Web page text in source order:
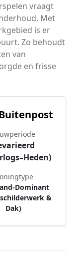
vraagt
Met
is er
Zo behoudt
van
en frisse
Dominant
&
Dak)